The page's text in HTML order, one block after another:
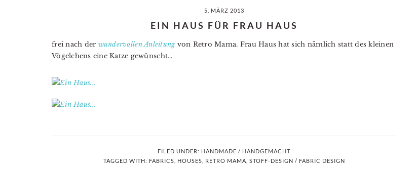
5. MÄRZ 2013
EIN HAUS FÜR FRAU HAUS
frei nach der wundervollen Anleitungvon Retro Mama. Frau Haus hat sich nämlich statt des kleinen
Vögelchens eine Katze gewünscht…
FILED UNDER: HANDMADE / HANDGEMACHT
TAGGED WITH: FABRICS HOUSES RETRO MAMA STOFF-DESIGN / FABRIC DESIGN